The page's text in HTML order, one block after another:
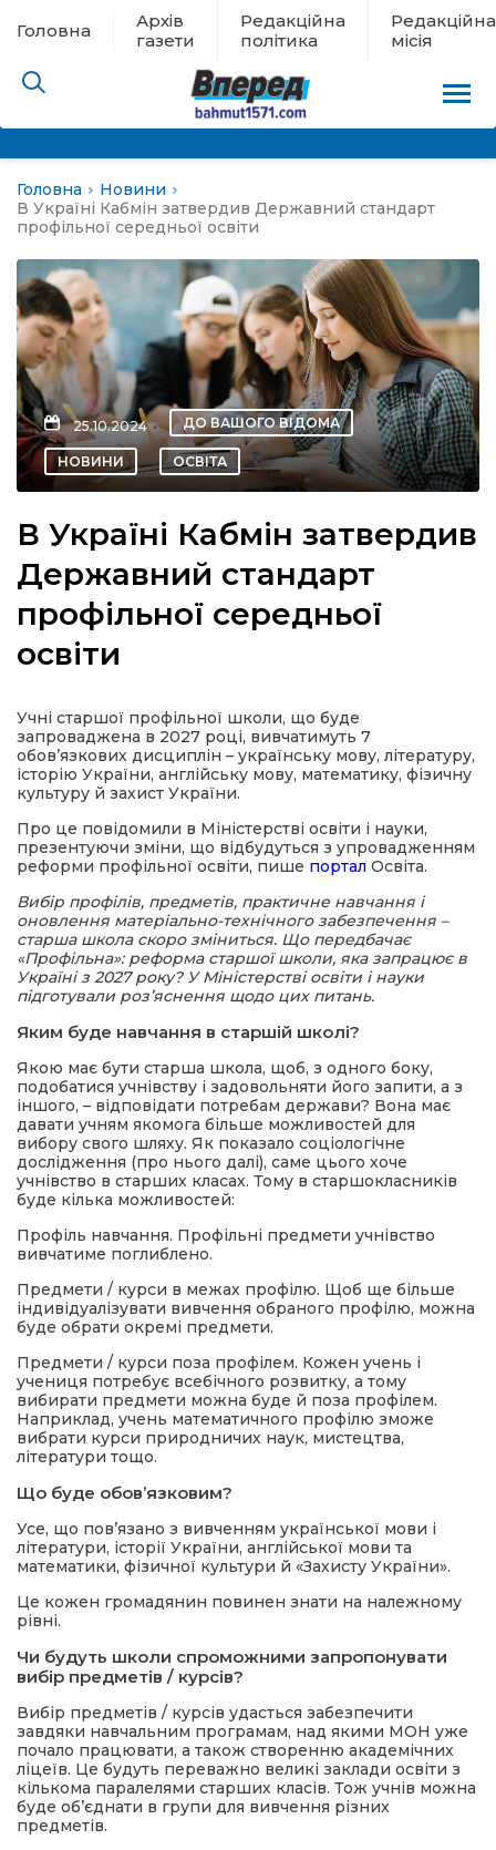
Головна
Архів
газети
Редакційна
політика
Редакційна
місія
евакуації
новини
політика
місія
Головна
Новини
В Україні Кабмін затвердив Державний стандарт
профільної середньої освіти
25.10.2024 ДО ВАШОГО ВІДОМА
НОВИНИ ОСВІТА
В Україні Кабмін затвердив
Державний стандарт
профільної середньої
освіти
Учні старшої профільної школи, що буде
запроваджена в 2027 році, вивчатимуть 7
обовʼязкових дисциплін – українську мову, літературу,
історію України, англійську мову, математику, фізичну
культуру й захист України.
Про це повідомили в Міністерстві освіти і науки,
презентуючи зміни, що відбудуться з упровадженням
реформи профільної освіти, пише портал Освіта.
Вибір профілів, предметів, практичне навчання і
оновлення матеріально-технічного забезпечення –
старша школа скоро зміниться. Що передбачає
«Профільна»: реформа старшої школи, яка запрацює в
Україні з 2027 року? У Міністерстві освіти і науки
підготували роз’яснення щодо цих питань.
Яким буде навчання в старшій школі?
Якою має бути старша школа, щоб, з одного боку,
подобатися учнівству і задовольняти його запити, а з
іншого, – відповідати потребам держави? Вона має
давати учням якомога більше можливостей для
вибору свого шляху. Як показало соціологічне
дослідження (про нього далі), саме цього хоче
учнівство в старших класах. Тому в старшокласників
буде кілька можливостей:
Профіль навчання. Профільні предмети учнівство
вивчатиме поглиблено.
Предмети / курси в межах профілю. Щоб ще більше
індивідуалізувати вивчення обраного профілю, можна
буде обрати окремі предмети.
Предмети / курси поза профілем. Кожен учень і
учениця потребує всебічного розвитку, а тому
вибирати предмети можна буде й поза профілем.
Наприклад, учень математичного профілю зможе
вибрати курси природничих наук, мистецтва,
літератури тощо.
Що буде обов’язковим?
Усе, що пов’язано з вивченням української мови і
літератури, історії України, англійської мови та
математики, фізичної культури й «Захисту України».
Це кожен громадянин повинен знати на належному
рівні.
Чи будуть школи спроможними запропонувати
вибір предметів / курсів?
Вибір предметів / курсів удасться забезпечити
завдяки навчальним програмам, над якими МОН уже
почало працювати, а також створенню академічних
ліцеїв. Це будуть переважно великі заклади освіти з
кількома паралелями старших класів. Тож учнів можна
буде обʼєднати в групи для вивчення різних
предметів.